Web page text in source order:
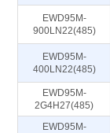
EWD95M-
900LN22(485)
EWD95M-
400LN22(485)
EWD95M-
2G4H27(485)
EWD95M-